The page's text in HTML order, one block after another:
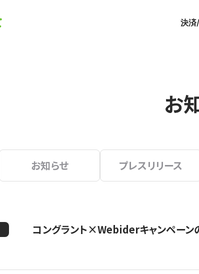
決済
お
お知らせ プレスリリース
コングラント×Webiderキャンペーン